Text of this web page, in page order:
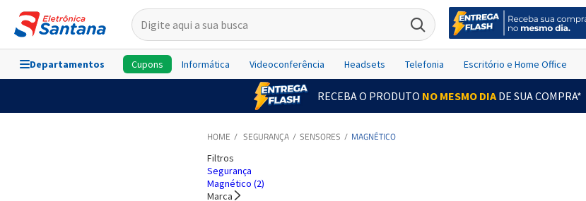
Departamentos Cupons Informática Videoconferência Headsets Telefonia Escritório e Home Office
RECEBA O PRODUTO NO MESMO DIADE SUA COMPRA*
SEGURANÇA SENSORES MAGNÉTICO
Filtros
Segurança
Magnético (2)
Marca